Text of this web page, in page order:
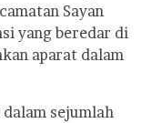
Sayan
yang beredar di
aparat dalam
sejumlah